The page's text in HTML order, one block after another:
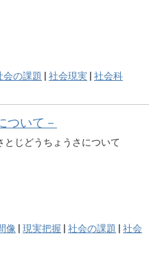
会の課題 社会現実 社会科
ついて－
じどうちょうさについて
像 | 現実把握 | 社会の課題 | 社会